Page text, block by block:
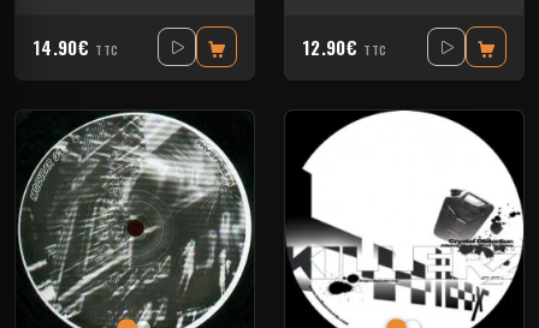
14.90€ TTC 12.90€ TTC